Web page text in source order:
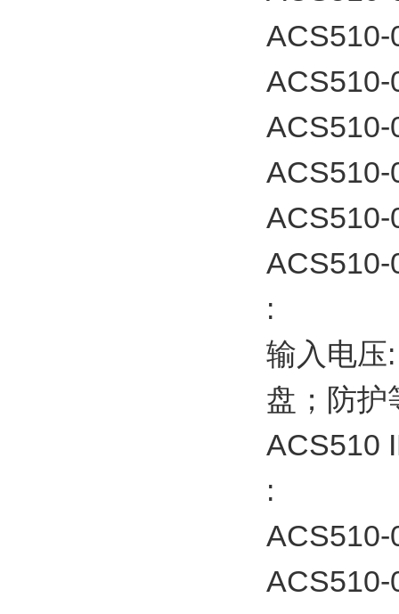
ACS510-
:
输入电压
盘；防护
ACS510
: